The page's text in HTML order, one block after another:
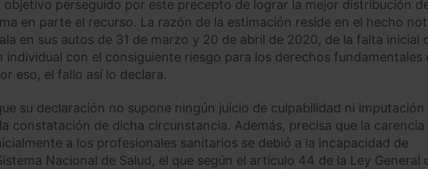
objetivo perseguido por este precepto de lograr la mejor distribución
en parte el recurso. La razón de la estimación reside en el hecho
en sus autos de 31 de marzo y 20 de abril de 2020, de la falta inicial
individual con el consiguiente riesgo para los derechos fundamentales
eso, el fallo así lo declara.
su declaración no supone ningún juicio de culpabilidad ni imputación
constatación de dicha circunstancia. Además, precisa que la carencia
a los profesionales sanitarios se debió a la incapacidad de
Nacional de Salud, el que según el artículo 44 de la Ley General